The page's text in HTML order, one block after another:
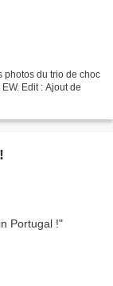
photos du trio de choc
Edit : Ajout de